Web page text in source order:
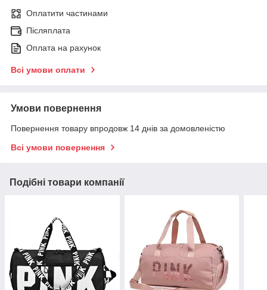
Оплатити частинами
Післяплата
Оплата на рахунок
Всі умови оплати
Умови повернення
Повернення товару впродовж 14 днів за домовленістю
Всі умови повернення
Подібні товари компанії